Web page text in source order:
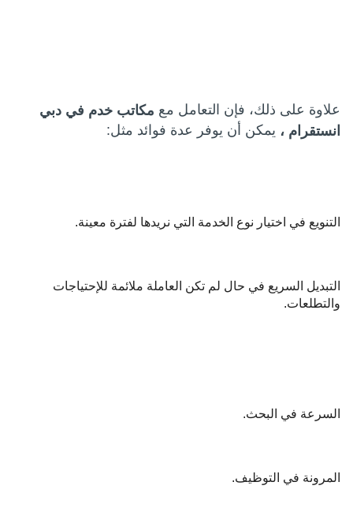
علاوة على ذلك، فإن التعامل مع مكاتب خدم في دبي
انستقرام ، يمكن أن يوفر عدة فوائد مثل:
التنويع في اختيار نوع الخدمة التي نريدها لفترة معينة.
التبديل السريع في حال لم تكن العاملة ملائمة للإحتياجات
والتطلعات.
السرعة في البحث.
المرونة في التوظيف.